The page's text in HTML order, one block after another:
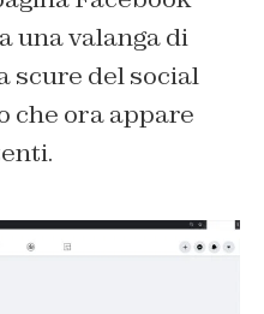
una valanga di
scure del social
che ora appare